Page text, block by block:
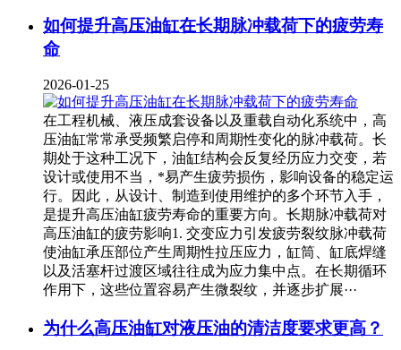
如何提升高压油缸在长期脉冲载荷下的疲劳寿
命
2026-01-25
在工程机械、液压成套设备以及重载自动化系统中，高
压油缸常常承受频繁启停和周期性变化的脉冲载荷。长
期处于这种工况下，油缸结构会反复经历应力交变，若
设计或使用不当，*易产生疲劳损伤，影响设备的稳定运
行。因此，从设计、制造到使用维护的多个环节入手，
是提升高压油缸疲劳寿命的重要方向。长期脉冲载荷对
高压油缸的疲劳影响1. 交变应力引发疲劳裂纹脉冲载荷
使油缸承压部位产生周期性拉压应力，缸筒、缸底焊缝
以及活塞杆过渡区域往往成为应力集中点。在长期循环
作用下，这些位置容易产生微裂纹，并逐步扩展···
为什么高压油缸对液压油的清洁度要求更高？